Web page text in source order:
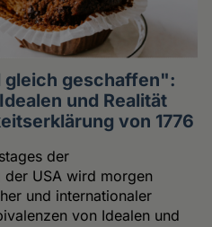
gleich geschaffen":
und Realität
von 1776
der
der USA wird morgen
und internationaler
von Idealen und